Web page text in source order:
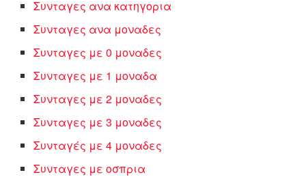
Συνταγες ανα κατηγορια
Συνταγες ανα μοναδες
Συνταγες με 0 μοναδες
Συνταγες με 1 μοναδα
Συνταγες με 2 μοναδες
Συνταγες με 3 μοναδες
Συνταγές με 4 μοναδες
Συνταγες με οσπρια